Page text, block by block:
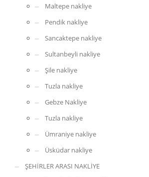
Maltepe nakliye
Pendik nakliye
Sancaktepe nakliye
Sultanbeyli nakliye
Şile nakliye
Tuzla nakliye
Gebze Nakliye
Tuzla nakliye
Ümraniye nakliye
Üsküdar nakliye
ŞEHİRLER ARASI NAKLİYE